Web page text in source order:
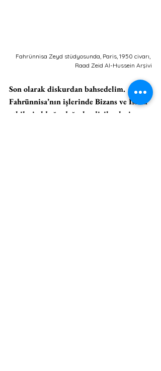
Fahrünnisa Zeyd stüdyosunda, Paris, 1950 civarı,
Raad Zeid Al-Hussein Arşivi
Son olarak diskurdan bahsedelim.
Fahrünnisa’nın işlerinde Bizans ve İslam
etkileri olduğu değerlendirilmelerine